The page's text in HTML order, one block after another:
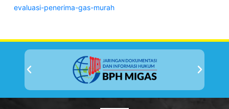
evaluasi-penerima-gas-murah